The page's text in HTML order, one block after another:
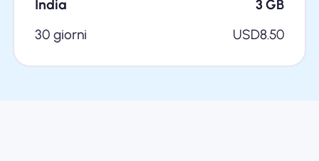
India 3 GB
30 giorni
USD8.50